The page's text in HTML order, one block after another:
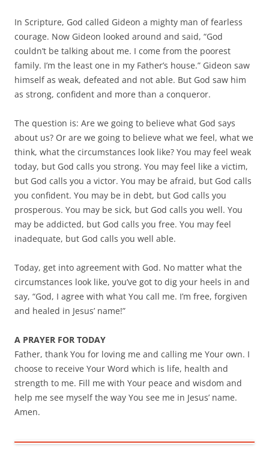
In Scripture, God called Gideon a mighty man of fearless
courage. Now Gideon looked around and said, “God
couldn’t be talking about me. I come from the poorest
family. I’m the least one in my Father’s house.” Gideon saw
himself as weak, defeated and not able. But God saw him
as strong, confident and more than a conqueror.
The question is: Are we going to believe what God says
about us? Or are we going to believe what we feel, what we
think, what the circumstances look like? You may feel weak
today, but God calls you strong. You may feel like a victim,
but God calls you a victor. You may be afraid, but God calls
you confident. You may be in debt, but God calls you
prosperous. You may be sick, but God calls you well. You
may be addicted, but God calls you free. You may feel
inadequate, but God calls you well able.
Today, get into agreement with God. No matter what the
circumstances look like, you’ve got to dig your heels in and
say, “God, I agree with what You call me. I’m free, forgiven
and healed in Jesus’ name!”
A PRAYER FOR TODAY
Father, thank You for loving me and calling me Your own. I
choose to receive Your Word which is life, health and
strength to me. Fill me with Your peace and wisdom and
help me see myself the way You see me in Jesus’ name.
Amen.